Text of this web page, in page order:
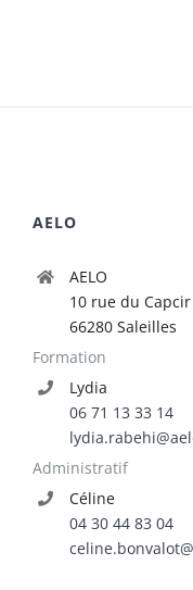
AELO
AELO
10 rue du Capcir
66280 Saleilles
Formation
Lydia
06 71 13 33 14
Administratif
Céline
04 30 44 83 04